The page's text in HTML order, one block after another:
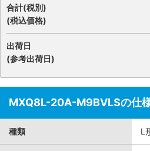
合計(税別)
(税込価格)
出荷日
(参考出荷日)
MXQ8L-20A-M9BVLSの仕
種類 L